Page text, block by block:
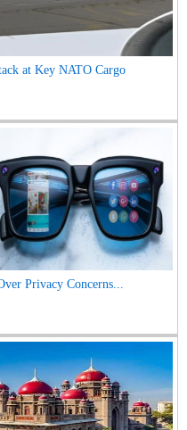
at Key NATO Cargo
Privacy Concerns...